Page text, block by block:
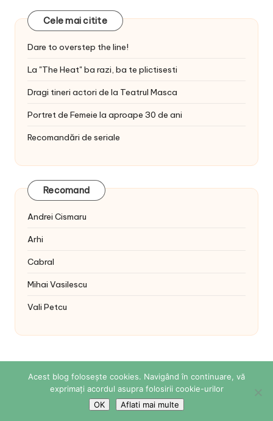
Cele mai citite
Dare to overstep the line!
La "The Heat" ba razi, ba te plictisesti
Dragi tineri actori de la Teatrul Masca
Portret de Femeie la aproape 30 de ani
Recomandări de seriale
Recomand
Andrei Cismaru
Arhi
Cabral
Mihai Vasilescu
Vali Petcu
Copyright 2026 — Sabina Cornovac Online. All rights
reserved.
Bloglo WordPress Theme
Acest blog folosește cookies. Navigând în continuare, vă
exprimați acordul asupra folosirii cookie-urilor
OK
Aflati mai multe